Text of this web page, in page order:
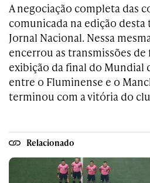
A negociação completa das
comunicada na edição
Jornal Nacional. Nessa
encerrou as transmissões
exibição da final do Mundial
entre o Fluminense e o
terminou com a vitória do
Relacionado